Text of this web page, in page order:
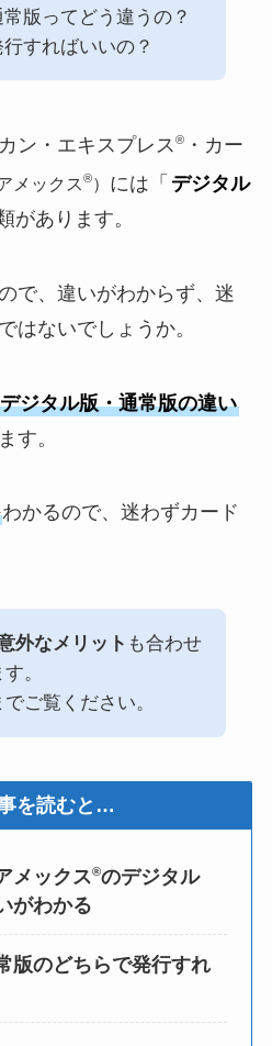
版ってどう違うの？
すればいいの？
ン・エキスプレス®・カー
メックス®） には「 デジタル
があります。
で、違いがわからず、迷
はないでしょうか。
デジタル版・通常版の違い
す。
わかるので、迷わずカード
外なメリット も合わせ
。
ご覧ください。
を読むと…
メックス®のデジタル
がわかる
版のどちらで発行すれ